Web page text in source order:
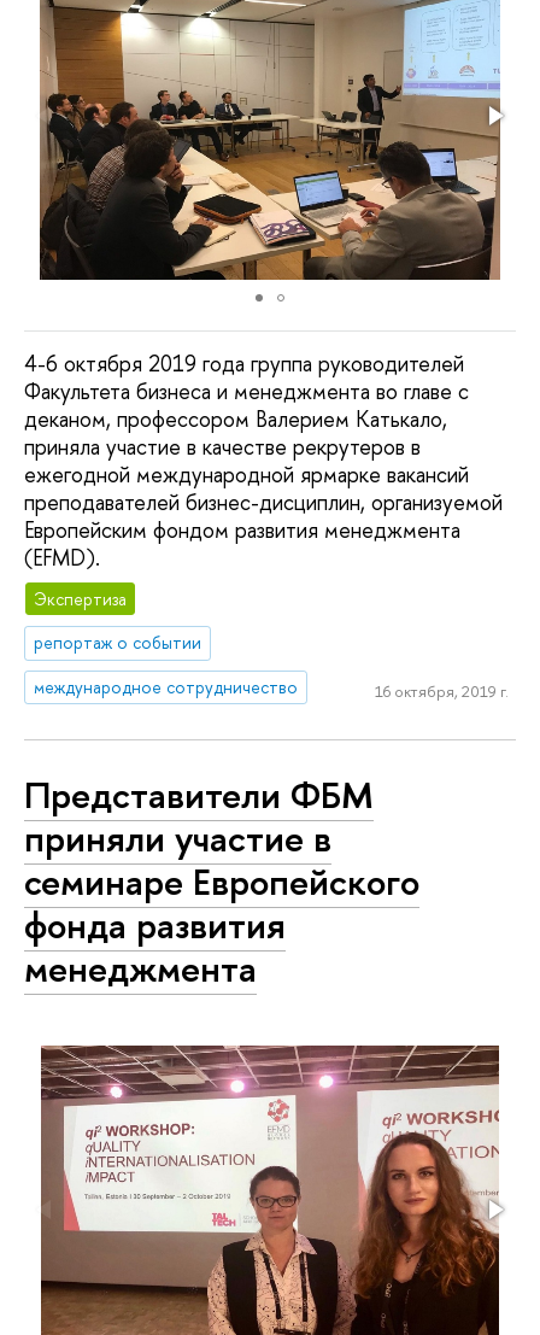
4-6 октября 2019 года группа руководителей
Факультета бизнеса и менеджмента во главе с
деканом, профессором Валерием Катькало,
приняла участие в качестве рекрутеров в
ежегодной международной ярмарке вакансий
преподавателей бизнес-дисциплин, организуемой
Европейским фондом развития менеджмента
(EFMD).
Экспертиза
репортаж о событии
международное сотрудничество
16 октября, 2019 г.
Представители ФБМ
приняли участие в
семинаре Европейского
фонда развития
менеджмента